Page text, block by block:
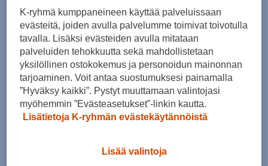
Under Armour
Hustle Sport 6.0 Backpack - miesten päiväreppu
Under Armour
30pv alin hinta: 39,99€
K-ryhmä kumppaneineen käyttää palveluissaan
evästeitä, joiden avulla palvelumme toimivat toivotulla
tavalla. Lisäksi evästeiden avulla mitataan
palveluiden tehokkuutta sekä mahdollistetaan
yksilöllinen ostokokemus ja personoidun mainonnan
tarjoaminen. Voit antaa suostumuksesi painamalla
”Hyväksy kaikki”. Pystyt muuttamaan valintojasi
myöhemmin ”Evästeasetukset”-linkin kautta.
Lisätietoja K-ryhmän evästekäytännöistä
Lisää valintoja